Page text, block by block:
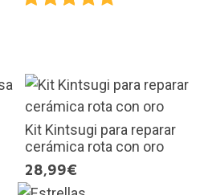
Kit Kintsugi para reparar
cerámica rota con oro
28,99€